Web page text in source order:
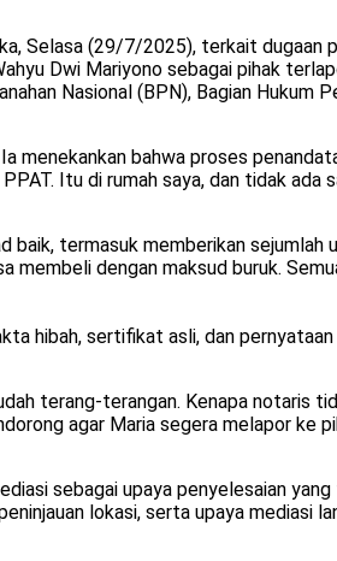
Selasa (29/7/2025), terkait dugaan
Dwi Mariyono sebagai pihak
Nasional (BPN), Bagian Hukum
menekankan bahwa proses
Itu di rumah saya, dan tidak ada
termasuk memberikan sejumlah
membeli dengan maksud buruk.
hibah, sertifikat asli, dan
terang-terangan. Kenapa notaris
agar Maria segera melapor ke
sebagai upaya penyelesaian
lokasi, serta upaya mediasi